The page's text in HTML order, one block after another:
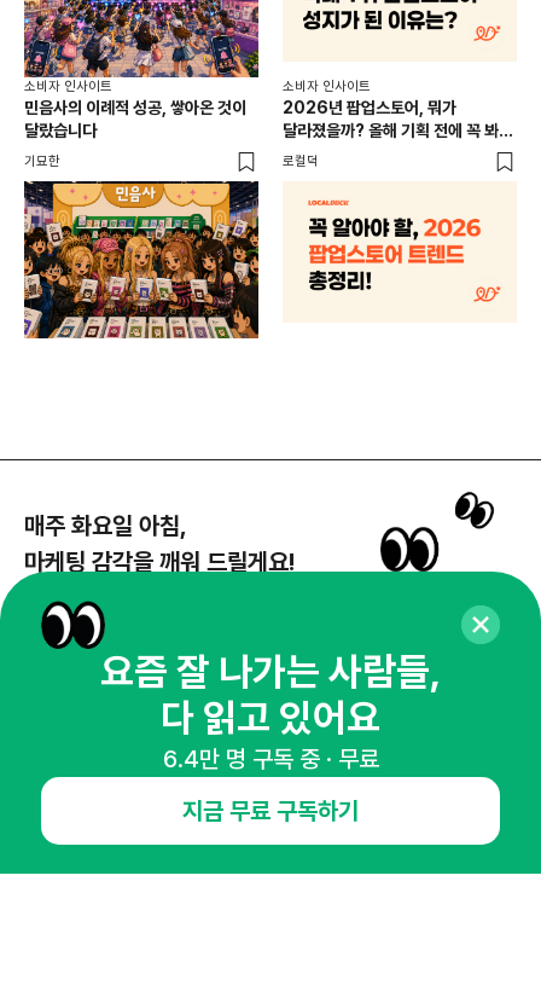
소비자 인사이트
민음사의 이례적 성공, 쌓아온 것이
달랐습니다
기묘한
소비자 인사이트
2026년 팝업스토어, 뭐가
달라졌을까? 올해 기획 전에 꼭 봐야
할 트렌드 4가지
로컬덕
매주 화요일 아침,
마케팅 감각을 깨워 드릴게요!
뉴스레터 구독하기
오픈애즈란
요즘 잘 나가는 사람들,
다 읽고 있어요
6.4만 명 구독 중 · 무료
지금 무료 구독하기